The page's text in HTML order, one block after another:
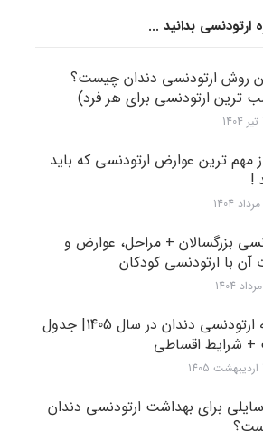
ارتودنسی بدانید ...
روش ارتودنسی دندان چیست؟
ترین ارتودنسی برای هر فرد)
از مهم ترین عوارض ارتودنسی که باید
!
بزرگسالان + مراحل، عوارض و
آن با ارتودنسی کودکان
هزینه ارتودنسی دندان در سال 1405| جدول
+ شرایط اقساطی
برای بهداشت ارتودنسی دندان